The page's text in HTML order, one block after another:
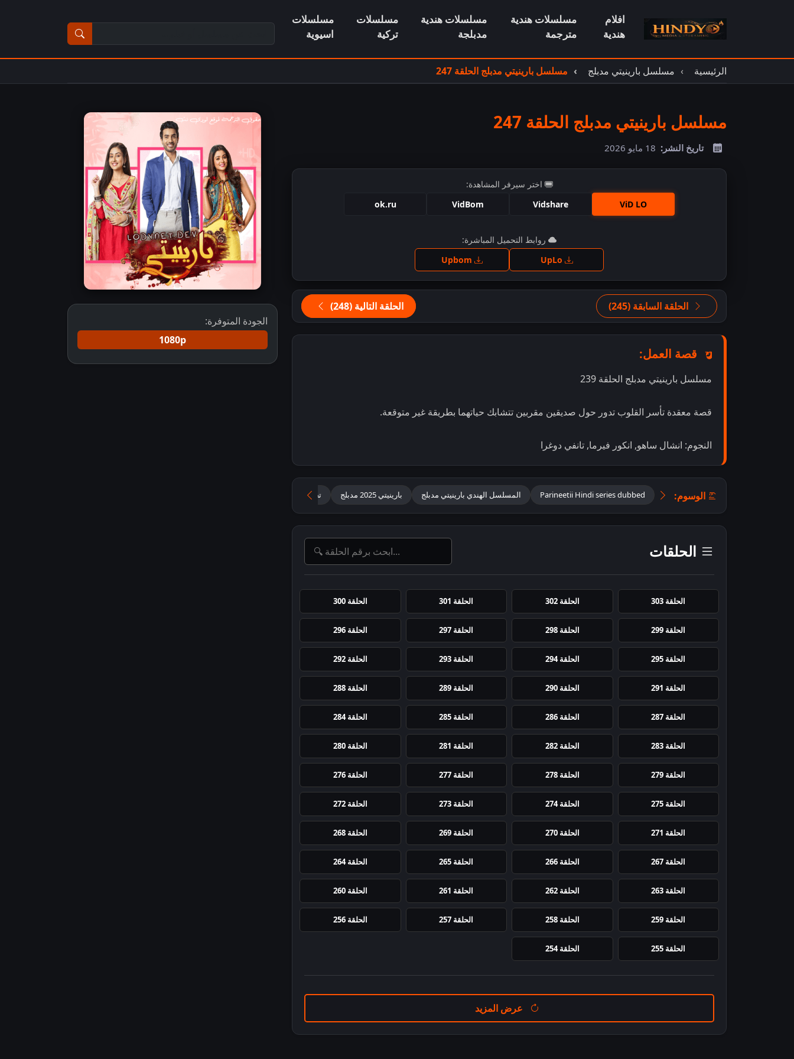
افلام
هندية
مسلسلات هندية
مترجمة
مسلسلات هندية
مدبلجة
مسلسلات
تركية
مسلسلات
اسيوية
الرئيسية مسلسل بارينيتي مدبلج مسلسل بارينيتي مدبلج الحلقة 247
مسلسل بارينيتي مدبلج الحلقة 247
تاريخ النشر: 18 مايو 2026
اختر سيرفر المشاهدة:
ViD LO
Vidshare
VidBom
ok.ru
اضغط للمشاهدة
روابط التحميل المباشرة:
الحلقة السابقة (245) الحلقة التالية (248)
قصة العمل:
مسلسل بارينيتي مدبلج الحلقة 239
قصة معقدة تأسر القلوب تدور حول صديقين مقربين تتشابك حياتهما بطريقة غير متوقعة.
النجوم: انشال ساهو, انكور فيرما, تانفي دوغرا
الوسوم: Parineetii Hindi series dubbed المسلسل الهندي بارينيتي مدبلج بارينيتي 2025 مدبلج تحميل مسلسل Parineetii مدبلج
الحلقات
الحلقة 303 الحلقة 302 الحلقة 301 الحلقة 300
الحلقة 299 الحلقة 298 الحلقة 297 الحلقة 296
الحلقة 295 الحلقة 294 الحلقة 293 الحلقة 292
الحلقة 291 الحلقة 290 الحلقة 289 الحلقة 288
الحلقة 287 الحلقة 286 الحلقة 285 الحلقة 284
الحلقة 283 الحلقة 282 الحلقة 281 الحلقة 280
الحلقة 279 الحلقة 278 الحلقة 277 الحلقة 276
الحلقة 275 الحلقة 274 الحلقة 273 الحلقة 272
الحلقة 271 الحلقة 270 الحلقة 269 الحلقة 268
الحلقة 267 الحلقة 266 الحلقة 265 الحلقة 264
الحلقة 263 الحلقة 262 الحلقة 261 الحلقة 260
الحلقة 259 الحلقة 258 الحلقة 257 الحلقة 256
الحلقة 255 الحلقة 254
عرض المزيد
الجودة المتوفرة:
1080p